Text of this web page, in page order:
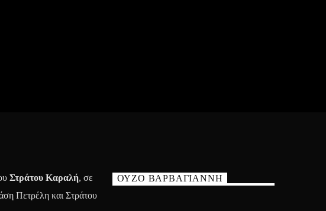
Στράτου Καραλή, σε
Πετρέλη και Στράτου
ΟΥΖΟ ΒΑΡΒΑΓΙΑΝΝΗ